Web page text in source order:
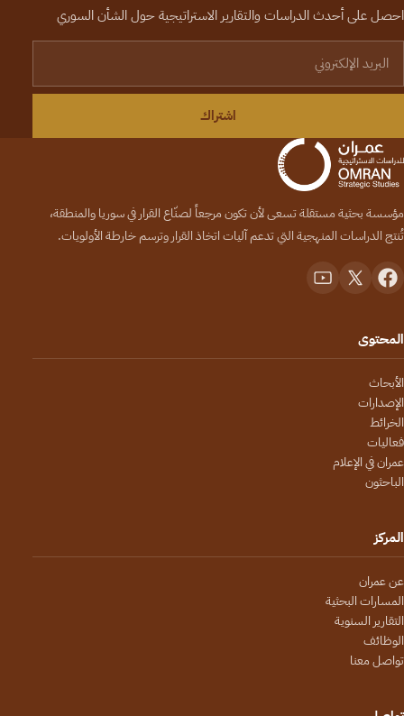
احصل على أحدث الدراسات والتقارير الاستراتيجية حول الشأن السوري
اشتراك
مؤسسة بحثية مستقلة تسعى لأن تكون مرجعاً لصنّاع القرار في سوريا والمنطقة،
تُنتج الدراسات المنهجية التي تدعم آليات اتخاذ القرار وترسم خارطة الأولويات.
المحتوى
الأبحاث
الإصدارات
الخرائط
فعاليات
عمران في الإعلام
الباحثون
المركز
عن عمران
المسارات البحثية
التقارير السنوية
الوظائف
تواصل معنا